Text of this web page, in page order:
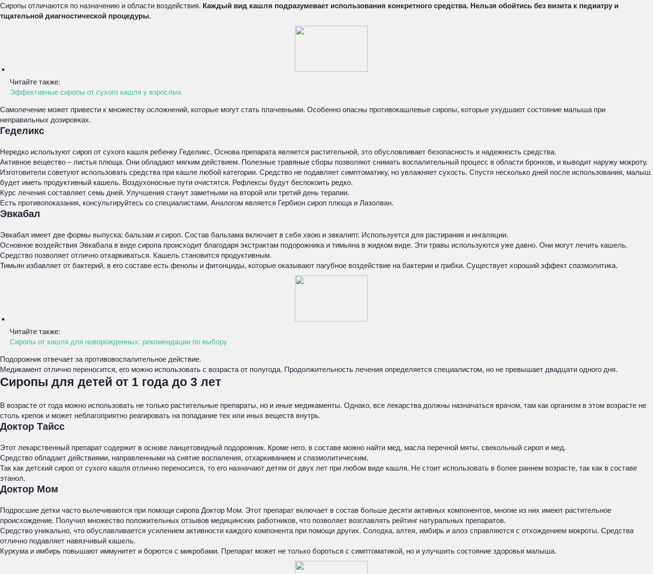
Сиропы отличаются по назначению и области воздействия. Каждый вид кашля подразумевает использования конкретного средства. Нельзя обойтись без визита к педиатру и
тщательной диагностической процедуры.
Читайте также:
Эффективные сиропы от сухого кашля у взрослых
Самолечение может привести к множеству осложнений, которые могут стать плачевными. Особенно опасны противокашлевые сиропы, которые ухудшают состояние малыша при
неправильных дозировках.
Геделикс
Нередко используют сироп от сухого кашля ребенку Геделикс. Основа препарата является растительной, это обусловливает безопасность и надежность средства.
Активное вещество – листья плюща. Они обладают мягким действием. Полезные травяные сборы позволяют снимать воспалительный процесс в области бронхов, и выводит наружу мокроту.
Изготовители советуют использовать средства при кашле любой категории. Средство не подавляет симптоматику, но увлажняет сухость. Спустя несколько дней после использования, малыш
будет иметь продуктивный кашель. Воздухоносные пути очистятся. Рефлексы будут беспокоить редко.
Курс лечения составляет семь дней. Улучшения станут заметными на второй или третий день терапии.
Есть противопоказания, консультируйтесь со специалистами. Аналогом является Гербион сироп плюща и Лазолван.
Эвкабал
Эвкабал имеет две формы выпуска: бальзам и сироп. Состав бальзама включает в себя хвою и эвкалипт. Используется для растирания и ингаляции.
Основное воздействия Эвкабала в виде сиропа происходит благодаря экстрактам подорожника и тимьяна в жидком виде. Эти травы используются уже давно. Они могут лечить кашель.
Средство позволяет отлично отхаркиваться. Кашель становится продуктивным.
Тимьян избавляет от бактерий, в его составе есть фенолы и фитонциды, которые оказывают пагубное воздействие на бактерии и грибки. Существует хороший эффект спазмолитика.
Читайте также:
Сиропы от кашля для новорожденных: рекомендации по выбору
Подорожник отвечает за противовоспалительное действие.
Медикамент отлично переносится, его можно использовать с возраста от полугода. Продолжительность лечения определяется специалистом, но не превышает двадцати одного дня.
Сиропы для детей от 1 года до 3 лет
В возрасте от года можно использовать не только растительные препараты, но и иные медикаменты. Однако, все лекарства должны назначаться врачом, там как организм в этом возрасте не
столь крепок и может неблагоприятно реагировать на попадание тех или иных веществ внутрь.
Доктор Тайсс
Этот лекарственный препарат содержит в основе ланцетовидный подорожник. Кроме него, в составе можно найти мед, масла перечной мяты, свекольный сироп и мед.
Средство обладает действиями, направленными на снятие воспаления, отхаркиванием и спазмолитическим.
Так как детский сироп от сухого кашля отлично переносится, то его назначают детям от двух лет при любом виде кашля. Не стоит использовать в более раннем возрасте, так как в составе
этанол.
Доктор Мом
Подросшие детки часто вылечиваются при помощи сиропа Доктор Мом. Этот препарат включает в состав больше десяти активных компонентов, многие из них имеют растительное
происхождение. Получил множество положительных отзывов медицинских работников, что позволяет возглавлять рейтинг натуральных препаратов.
Средство уникально, что обуславливается усилением активности каждого компонента при помощи других. Солодка, алтея, имбирь и алоэ справляются с отхождением мокроты. Средства
отлично подавляет навязчивый кашель.
Куркума и имбирь повышают иммунитет и борются с микробами. Препарат может не только бороться с симптоматикой, но и улучшить состояние здоровья малыша.